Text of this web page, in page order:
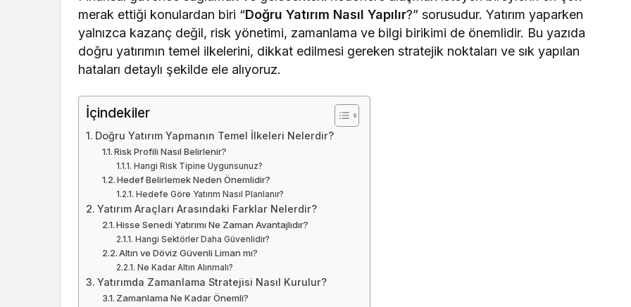
merak ettiği konulardan biri “Doğru Yatırım Nasıl Yapılır?” sorusudur. Yatırım yaparken
yalnızca kazanç değil, risk yönetimi, zamanlama ve bilgi birikimi de önemlidir. Bu yazıda
doğru yatırımın temel ilkelerini, dikkat edilmesi gereken stratejik noktaları ve sık yapılan
hataları detaylı şekilde ele alıyoruz.
İçindekiler
Doğru Yatırım Yapmanın Temel İlkeleri Nelerdir?
Risk Profili Nasıl Belirlenir?
Hangi Risk Tipine Uygunsunuz?
Hedef Belirlemek Neden Önemlidir?
Hedefe Göre Yatırım Nasıl Planlanır?
Yatırım Araçları Arasındaki Farklar Nelerdir?
Hisse Senedi Yatırımı Ne Zaman Avantajlıdır?
Hangi Sektörler Daha Güvenlidir?
Altın ve Döviz Güvenli Liman mı?
Ne Kadar Altın Alınmalı?
Yatırımda Zamanlama Stratejisi Nasıl Kurulur?
Zamanlama Ne Kadar Önemli?